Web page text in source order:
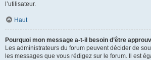
l’utilisateur.
Haut
Pourquoi mon message a-t-il besoin d’être
Les administrateurs du forum peuvent décider de
les messages que vous rédigez sur le forum. Il est